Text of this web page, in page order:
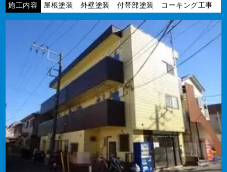
施工内容 屋根塗装 外壁塗装 付帯部塗装 コーキング工事